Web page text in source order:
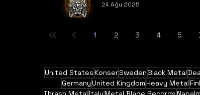
24 Ağu 2025
1 2 3 4 5
United StatesKonserSwedenBlack Metal
GermanyUnited KingdomHeavy Metal